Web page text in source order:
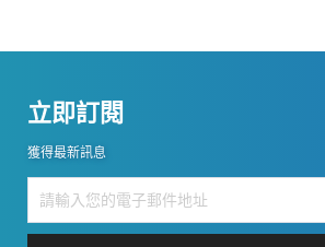
立即訂閱
獲得最新訊息